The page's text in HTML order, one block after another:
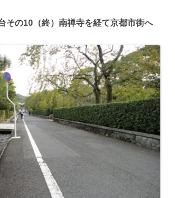
その10（終）南禅寺を経て京都市街へ